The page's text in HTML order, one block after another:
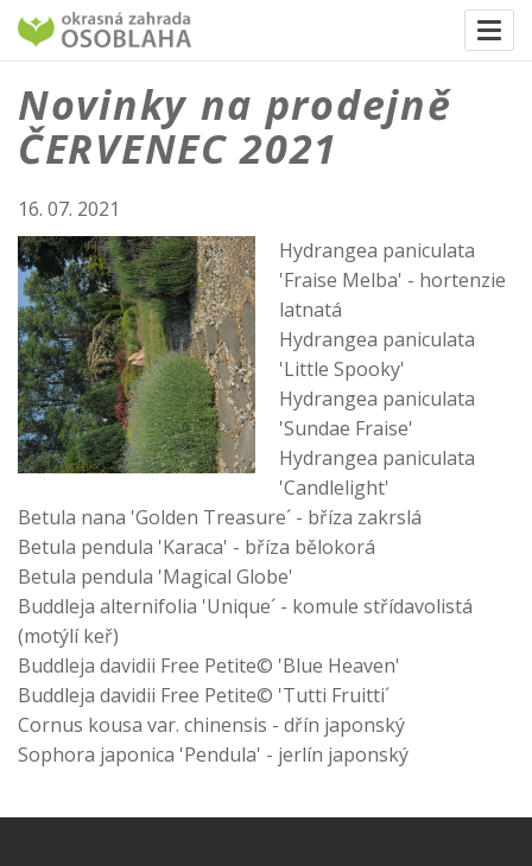
Novinky na prodejně
ČERVENEC 2021
16. 07. 2021
Hydrangea paniculata
'Fraise Melba' - hortenzie
latnatá
Hydrangea paniculata
'Little Spooky'
Hydrangea paniculata
'Sundae Fraise'
Hydrangea paniculata
'Candlelight'
Betula nana 'Golden Treasure´ - bříza zakrslá
Betula pendula 'Karaca' - bříza bělokorá
Betula pendula 'Magical Globe'
Buddleja alternifolia 'Unique´ - komule střídavolistá
(motýlí keř)
Buddleja davidii Free Petite© 'Blue Heaven'
Buddleja davidii Free Petite© 'Tutti Fruitti´
Cornus kousa var. chinensis - dřín japonský
Sophora japonica 'Pendula' - jerlín japonský